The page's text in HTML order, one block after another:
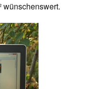
wünschenswert.